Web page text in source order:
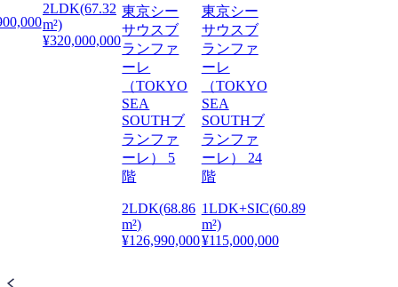
2LDK(67.32
m²)
¥320,000,000
東京シー
サウスブ
ランファ
ーレ
（TOKYO
SEA
SOUTHブ
ランファ
ーレ） 5
階
2LDK(68.86
m²)
¥126,990,000
東京シー
サウスブ
ランファ
ーレ
（TOKYO
SEA
SOUTHブ
ランファ
ーレ） 24
階
1LDK+SIC(60.89
m²)
¥115,000,000